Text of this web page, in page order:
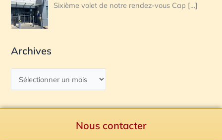
Sixième volet de notre rendez-vous Cap […]
Archives
Nous contacter